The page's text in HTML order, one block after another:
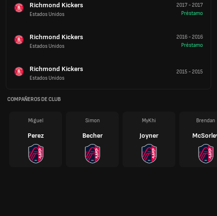
Richmond Kickers
Estados Unidos
2017-2017
Préstamo
Richmond Kickers
Estados Unidos
2016-2016
Préstamo
Richmond Kickers
Estados Unidos
2015 -2015
COMPAÑEROS DE CLUB
Miguel
Perez
Simon
Becher
MyKhi
Joyner
Brendan